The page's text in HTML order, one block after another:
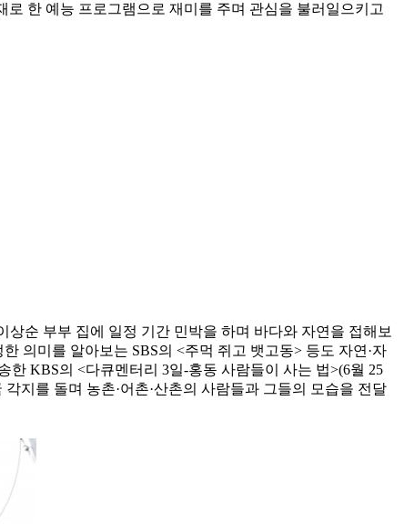
한 예능 프로그램으로 재미를 주며 관심을 불러일으키고
순 부부 집에 일정 기간 민박을 하며 바다와 자연을 접해보
의미를 알아보는 SBS의 <주먹 쥐고 뱃고동> 등도 자연·자
KBS의 <다큐멘터리 3일-홍동 사람들이 사는 법>(6월 25
지를 돌며 농촌·어촌·산촌의 사람들과 그들의 모습을 전달